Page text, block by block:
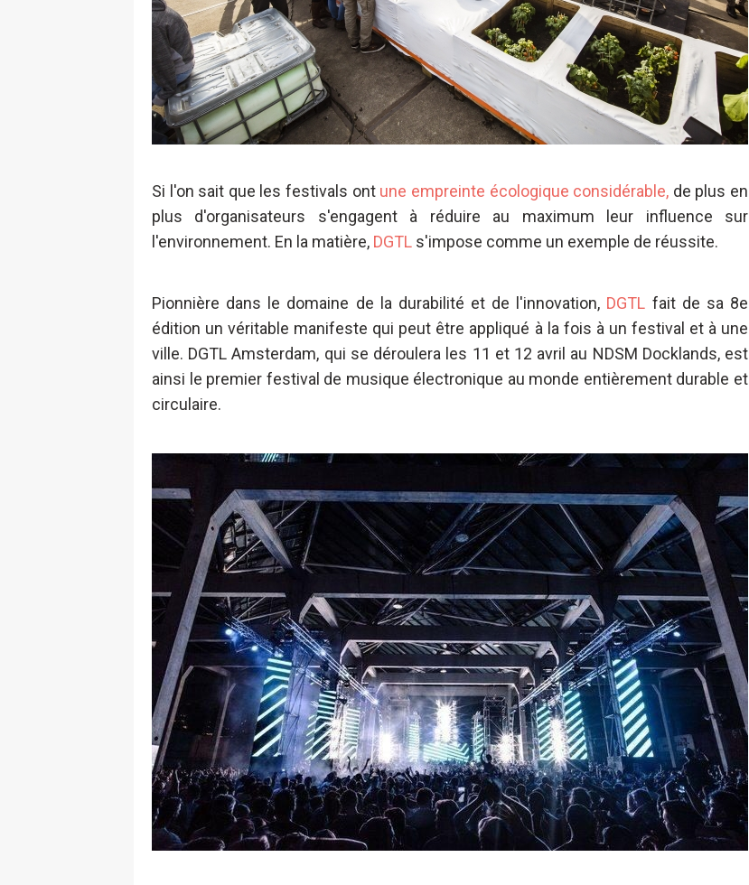
Si l'on sait que les festivals ont une empreinte écologique considérable, de plus en
plus d'organisateurs s'engagent à réduire au maximum leur influence sur
l'environnement. En la matière, DGTL s'impose comme un exemple de réussite.
Pionnière dans le domaine de la durabilité et de l'innovation, DGTL fait de sa 8e
édition un véritable manifeste qui peut être appliqué à la fois à un festival et à une
ville. DGTL Amsterdam, qui se déroulera les 11 et 12 avril au NDSM Docklands, est
ainsi le premier festival de musique électronique au monde entièrement durable et
circulaire.